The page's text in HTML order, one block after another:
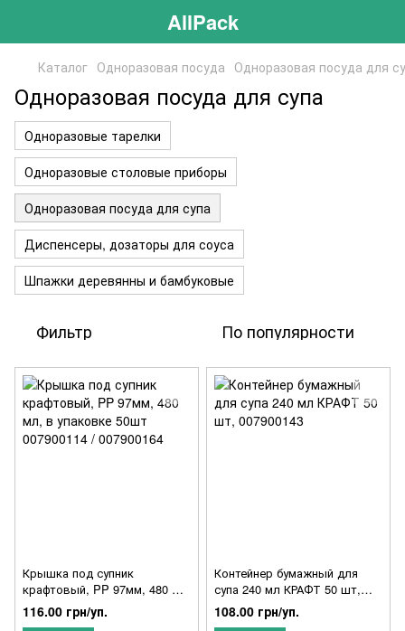
AllPack
Каталог Одноразовая посуда Одноразовая посуда для
Одноразовая посуда для супа
Одноразовые тарелки
Одноразовые столовые приборы
Одноразовая посуда для супа
Диспенсеры, дозаторы для соуса
Шпажки деревянны и бамбуковые
Фильтр По популярности
Крышка под супник
крафтовый, PP 97мм, 480 мл,
в упаковке 50шт 007900114 /
007900164
116.00 грн/уп.
Контейнер бумажный для
супа 240 мл КРАФТ 50 шт,
007900143
108.00 грн/уп.